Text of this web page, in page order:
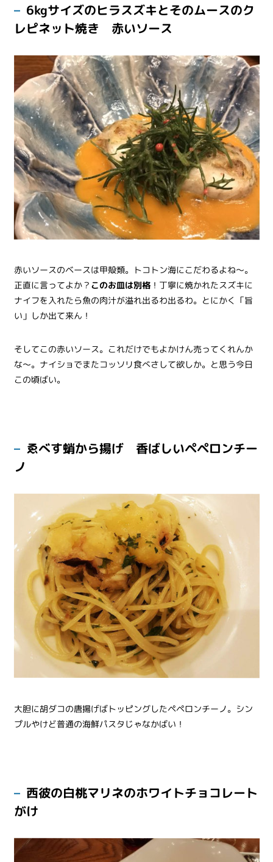
6kgサイズのヒラスズキとそのムースのク
レピネット焼き 赤いソース
赤いソースのベースは甲殻類。トコトン海にこだわるよね～。
正直に言ってよか？ このお皿は別格！丁寧に焼かれたスズキに
ナイフを入れたら魚の肉汁が溢れ出るわ出るわ。とにかく「旨
い」しか出て来ん！
そしてこの赤いソース。これだけでもよかけん売ってくれんか
な～。ナイショでまたコッソリ食べさして欲しか。と思う今日
この頃ばい。
ゑべす蛸から揚げ 香ばしいペペロンチー
ノ
大胆に胡ダコの唐揚げばトッピングしたペペロンチーノ。シン
プルやけど普通の海鮮パスタじゃなかばい！
西彼の白桃マリネのホワイトチョコレート
がけ